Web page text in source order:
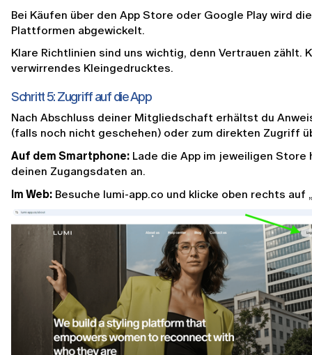
Bei Käufen über den App Store oder Google Play wird
Plattformen abgewickelt.
Klare Richtlinien sind uns wichtig, denn Vertrauen zählt.
verwirrendes Kleingedrucktes.
Schritt 5: Zugriff auf die App
Nach Abschluss deiner Mitgliedschaft erhältst du
(falls noch nicht geschehen) oder zum direkten Zugriff
Auf dem Smartphone: Lade die App im jeweiligen
deinen Zugangsdaten an.
Im Web: Besuche lumi-app.co und klicke oben rechts auf